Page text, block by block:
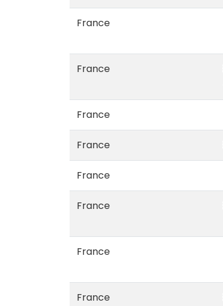
France
France
France
France
France
France
France
France